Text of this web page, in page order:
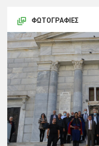
ΦΩΤΟΓΡΑΦΊΕΣ